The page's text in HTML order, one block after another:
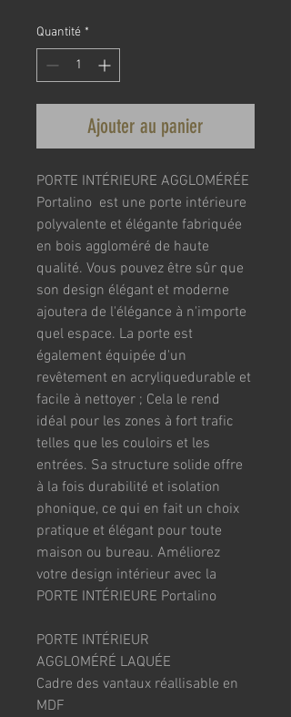
Quantité *
Ajouter au panier
PORTE INTÉRIEURE AGGLOMÉRÉE
Portalino  est une porte intérieure
polyvalente et élégante fabriquée
en bois aggloméré de haute
qualité. Vous pouvez être sûr que
son design élégant et moderne
ajoutera de l'élégance à n'importe
quel espace. La porte est
également équipée d'un
revêtement en acryliquedurable et
facile à nettoyer ; Cela le rend
idéal pour les zones à fort trafic
telles que les couloirs et les
entrées. Sa structure solide offre
à la fois durabilité et isolation
phonique, ce qui en fait un choix
pratique et élégant pour toute
maison ou bureau. Améliorez
votre design intérieur avec la
PORTE INTÉRIEURE Portalino
PORTE INTÉRIEUR
AGGLOMÉRÉ LAQUÉE
Cadre des vantaux réallisable en
MDF